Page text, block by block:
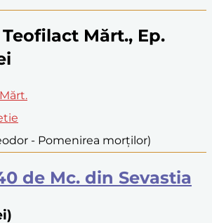
Teofilact Mărt., Ep.
- Pomenirea morţilor)
de Mc. din Sevastia